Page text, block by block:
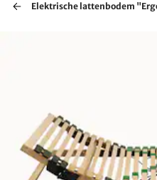
Elektrische lattenbodem